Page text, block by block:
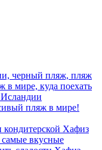
пляж в мире!